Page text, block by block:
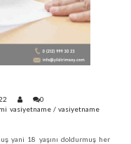
0
vasiyetname/vasiyetname
yani 18 yaşını doldurmuş her